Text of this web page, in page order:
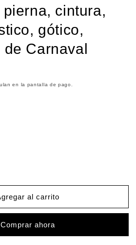
cintura,
gótico,
Carnaval
en la pantalla de pago.
al carrito
Comprar ahora